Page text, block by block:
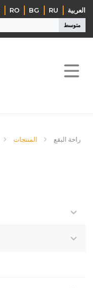
RO BG RU ‏العربية‏
متوسط
المنتجات راحة البقع